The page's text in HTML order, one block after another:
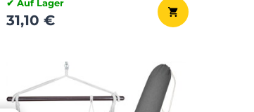
✔ Auf Lager
31,10 €